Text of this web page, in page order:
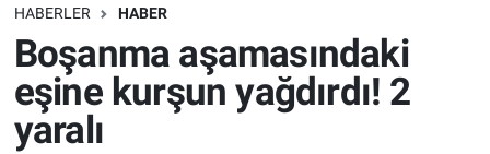
HABERLER HABER
Boşanma aşamasındaki
eşine kurşun yağdırdı! 2
yaralı
Bilim turu
Bilim ve Teknoloji Evreni
Doğa Konuşuyor
Dünya
Teknoloji
Sağlık
Trafik Durumu
Süper Lig Puan Durumu ve Fikstür
Tüm Manşetler